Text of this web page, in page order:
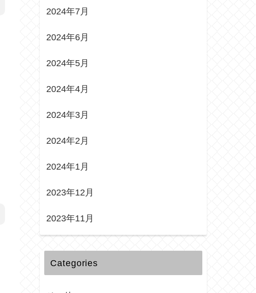
2024年7月
2024年6月
2024年5月
2024年4月
2024年3月
2024年2月
2024年1月
2023年12月
2023年11月
Categories